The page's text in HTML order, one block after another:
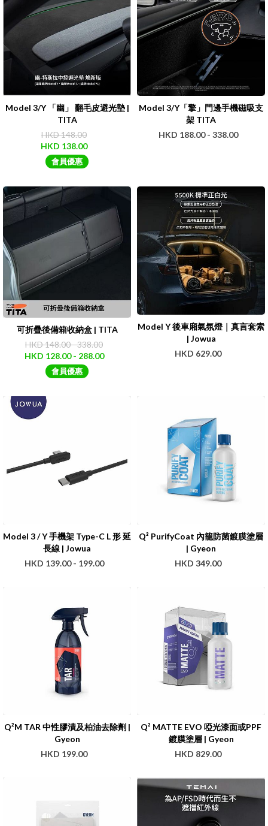
Model 3/Y 「幽」 翻毛皮避光墊 |
TITA
HKD 148.00
HKD 138.00
會員優惠
Model 3/Y「擎」門邊手機磁吸支
架 TITA
HKD 188.00 - 338.00
可折疊後備箱收納盒 | TITA
HKD 148.00 - 338.00
HKD 128.00 - 288.00
會員優惠
Model Y 後車廂氣氛燈｜真言套索
| Jowua
HKD 629.00
Model 3 / Y 手機架 Type-C L 形 延
長線 | Jowua
HKD 139.00 - 199.00
Q² PurifyCoat 內籠防菌鍍膜塗層
| Gyeon
HKD 349.00
Q²M TAR 中性膠漬及柏油去除劑 |
Gyeon
HKD 199.00
Q² MATTE EVO 啞光漆面或PPF
鍍膜塗層 | Gyeon
HKD 829.00